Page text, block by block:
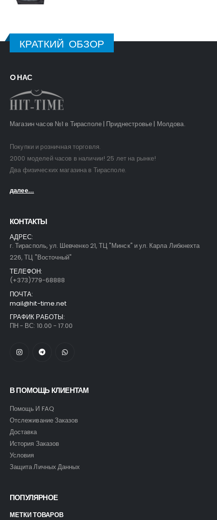
КРАТКИЙ ОБЗОР
O НАС
Магазин часов №1 в Тирасполе | Приднестровье | Молдова.
Покупки и розничная торговля.
2000 моделей часов в наличии! 25 лет на рынке!
Два физических магазина в Тирасполе.
далее...
КОНТАКТЫ
АДРЕС:
г. Тирасполь, ул. Шевченко 21, ТЦ "Минск" и ул. Карла Либкнехта
226, ТЦ "Восточный"
ТЕЛЕФОН:
(+373)779-68888
ПОЧТА:
mail@hit-time.net
ГРАФИК РАБОТЫ:
ПН - ВС: 10.00 - 17.00
В ПОМОЩЬ КЛИЕНТАМ
Помощь И FAQ
Отслеживание Заказов
Доставка
История Заказов
Условия
Защита Личных Данных
ПОПУЛЯРНОЕ
МЕТКИ ТОВАРОВ